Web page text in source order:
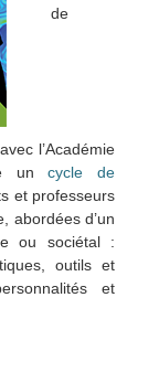
de
l’Académie
uncycle de
et professeurs
abordées d’un
ou sociétal :
outils et
et